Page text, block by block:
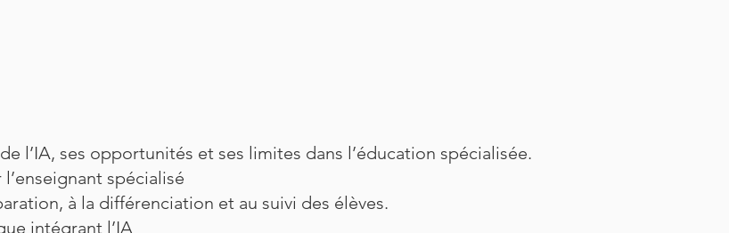
l’IA, ses opportunités et ses limites dans l’éducation spécialisée.
spécialisé
à la différenciation et au suivi des élèves.
intégrant l’IA